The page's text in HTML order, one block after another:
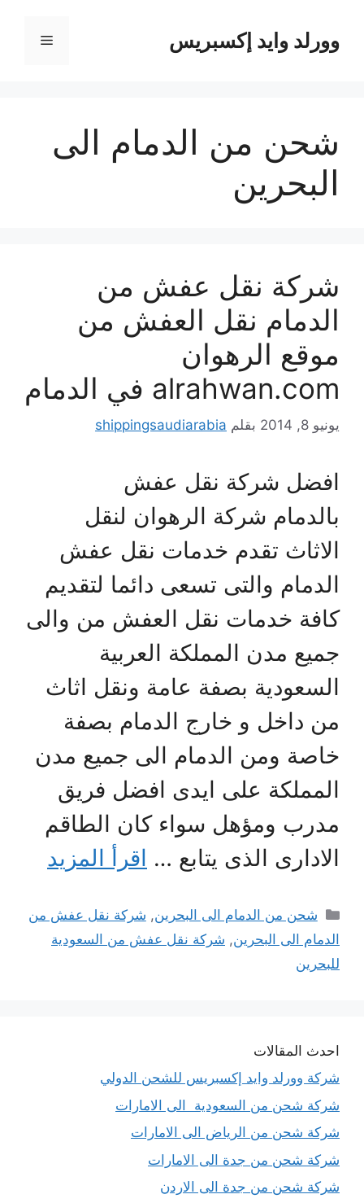
المحتوىوورلد وايد إكسبريس القائمة
شحن من الدمام الى
البحرين
شركة نقل عفش من
الدمام نقل العفش من
موقع الرهوان
alrahwan.com في الدمام
يونيو 8, 2014 بقلم shippingsaudiarabia
افضل شركة نقل عفش
بالدمام شركة الرهوان لنقل
الاثاث تقدم خدمات نقل عفش
الدمام والتى تسعى دائما لتقديم
كافة خدمات نقل العفش من والى
جميع مدن المملكة العربية
السعودية بصفة عامة ونقل اثاث
من داخل و خارج الدمام بصفة
خاصة ومن الدمام الى جميع مدن
المملكة على ايدى افضل فريق
مدرب ومؤهل سواء كان الطاقم
الادارى الذى يتابع … اقرأ المزيد
التصنيفات
شحن من الدمام الى البحرين, شركة نقل عفش من
الدمام الى البحرين, شركة نقل عفش من السعودية
للبحرين
احدث المقالات
شركة وورلد وايد إكسبريس للشحن الدولي
شركة شحن من السعودية الى الامارات
شركة شحن من الرياض الى الامارات
شركة شحن من جدة الى الامارات
شركة شحن من جدة الى الاردن